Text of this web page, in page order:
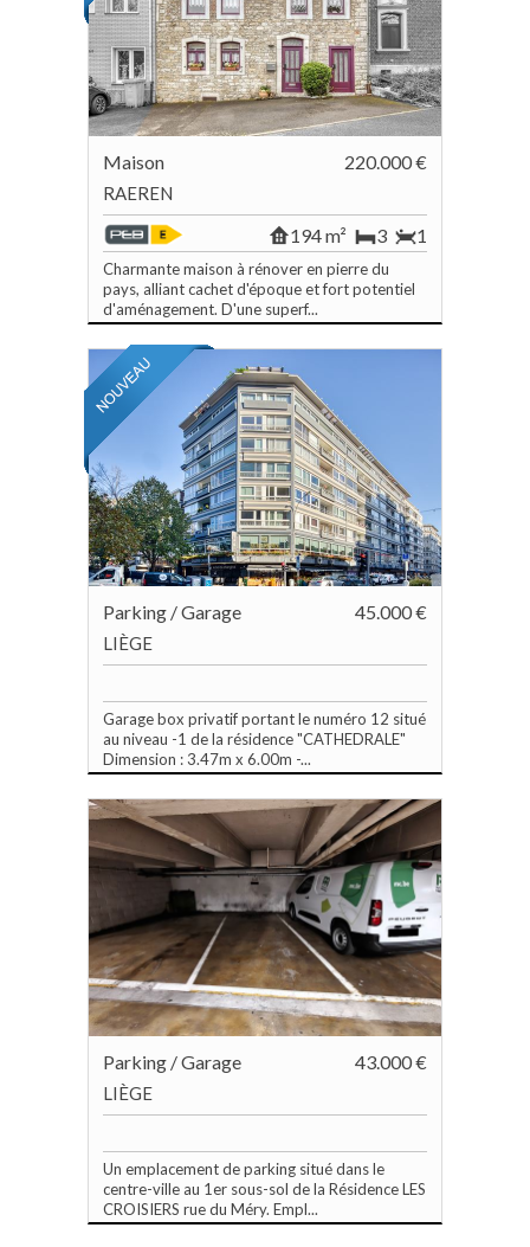
Maison 220.000 €
RAEREN
1
3
194 m²
Charmante maison à rénover en pierre du
pays, alliant cachet d'époque et fort potentiel
d'aménagement. D'une superf...
Parking / Garage 45.000 €
LIÈGE
Garage box privatif portant le numéro 12 situé
au niveau -1 de la résidence "CATHEDRALE"
Dimension : 3.47m x 6.00m -...
Parking / Garage 43.000 €
LIÈGE
Un emplacement de parking situé dans le
centre-ville au 1er sous-sol de la Résidence LES
CROISIERS rue du Méry. Empl...